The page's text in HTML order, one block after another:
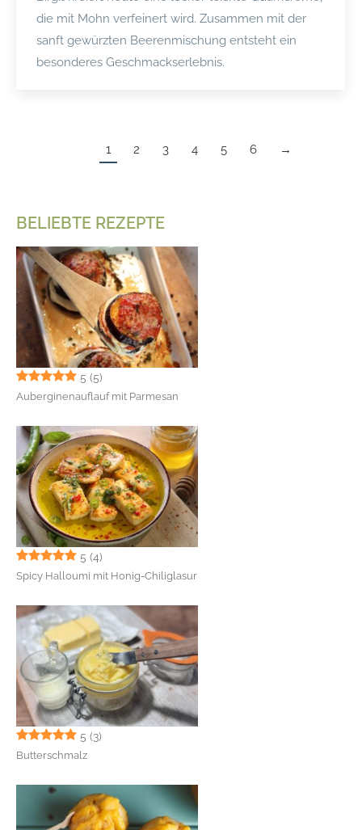
die mit Mohn verfeinert wird. Zusammen mit der
sanft gewürzten Beerenmischung entsteht ein
besonderes Geschmackserlebnis.
1 2 3 4 5 6 →
BELIEBTE REZEPTE
5 (5)
Auberginenauflauf mit Parmesan
5 (4)
Spicy Halloumi mit Honig-Chiliglasur
5 (3)
Butterschmalz